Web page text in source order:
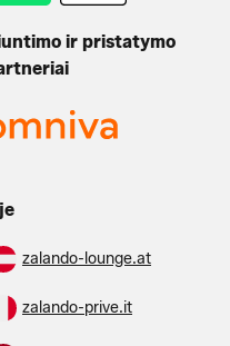
ir pristatymo
zalando-lounge.at
zalando-prive.it